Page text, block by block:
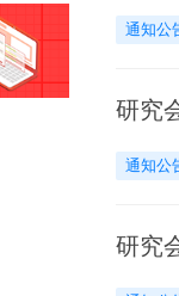
通知公
研究
通知公
研究